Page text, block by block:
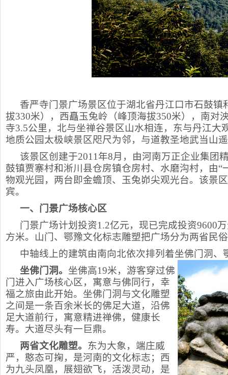
香严寺门景广场景区位于湖北省丹江口市石鼓
拔330米），西矗玉兔岭（峰顶海拔350米），南对
寺3.5公里，北与坐禅谷景区山水相连，东与丹江
地质公园太极峡景区咫尺为邻，与道教圣地武当山
该景区创建于2011年8月，由河南万正企业集团
鼓镇贾寨村和淅川县仓房镇仓房村、水磨沟村，由
物观光园，两台即金蟾顶、玉兔峁尖观光台。该景
宾。
一、 门景广场核心区
门景广场计划投资1.2亿元，现已完成投资9600
方米。山门、鄂豫文化标志雕塑把广场分为两省民
中轴线上的建筑由南向北依次排列着坐佛门洞、
坐佛门洞。 坐佛高19米，游客穿过佛
门进入广场核心区，寓意与佛同行，幸
福之旅由此开始。坐佛门洞与文化雕塑
之间是一条百余米长的佛足大道，沿佛
足大道前行，寓意精进禅佛，健康长
寿。大道尽头有一巨鼎。
两省文化雕塑。 东为大象，端庄威
严，憨态可掬，是河南的文化标志；西
为九头凤凰，展翅欲飞，活泼灵动，是